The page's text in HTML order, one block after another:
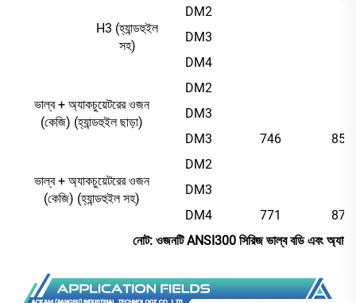
H3 (হ্যান্ডহুইল
সহ)
DM2
DM3
DM4
ভাল্ব + অ্যাকচুয়েটরের ওজন
(কেজি) (হ্যান্ডহুইল ছাড়া)
DM2
DM3
DM3
746 853
ভাল্ব + অ্যাকচুয়েটরের ওজন
(কেজি) (হ্যান্ডহুইল সহ)
DM2
DM3
DM4
771
878
নোট: ওজনটি ANSI300 সিরিজ ভাল্ব বডি এবং